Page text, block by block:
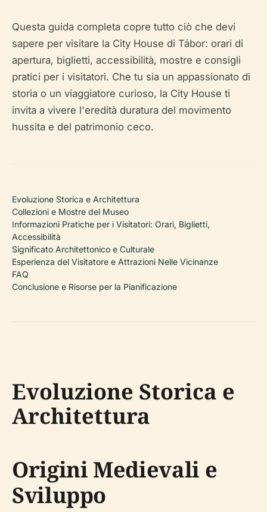
Questa guida completa copre tutto ciò che devi
sapere per visitare la City House di Tábor: orari di
apertura, biglietti, accessibilità, mostre e consigli
pratici per i visitatori. Che tu sia un appassionato di
storia o un viaggiatore curioso, la City House ti
invita a vivere l'eredità duratura del movimento
hussita e del patrimonio ceco.
Evoluzione Storica e Architettura
Collezioni e Mostre del Museo
Informazioni Pratiche per i Visitatori: Orari, Biglietti,
Accessibilità
Significato Architettonico e Culturale
Esperienza del Visitatore e Attrazioni Nelle Vicinanze
FAQ
Conclusione e Risorse per la Pianificazione
Evoluzione Storica e
Architettura
Origini Medievali e
Sviluppo